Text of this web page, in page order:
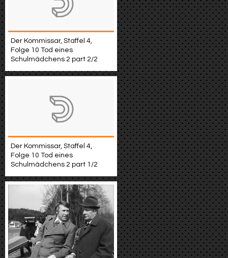
Der Kommissar, Staffel 4,
Folge 10 Tod eines
Schulmädchens 2 part 2/2
Der Kommissar, Staffel 4,
Folge 10 Tod eines
Schulmädchens 2 part 1/2